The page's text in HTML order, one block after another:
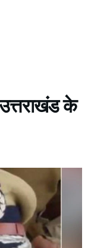
के